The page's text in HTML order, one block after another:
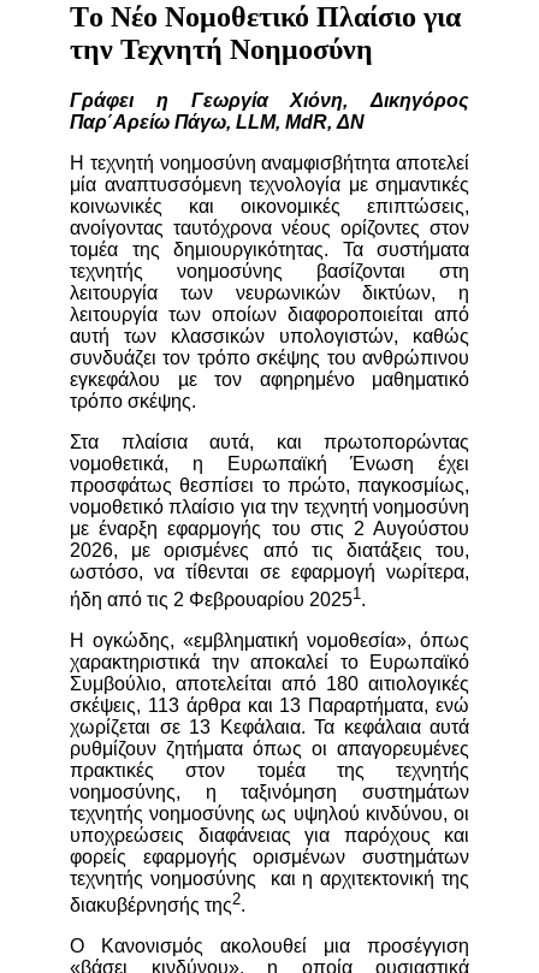
Tο Νέο Νομοθετικό Πλαίσιο για
την Τεχνητή Νοημοσύνη
Γράφει η Γεωργία Χιόνη,Δικηγόρος
Παρ΄Αρείω Πάγω, LLM, MdR,ΔΝ
Η τεχνητή νοημοσύνη αναμφισβήτητα αποτελεί
μία αναπτυσσόμενη τεχνολογία με σημαντικές
κοινωνικές και οικονομικές επιπτώσεις,
ανοίγοντας ταυτόχρονα νέους ορίζοντες στον
τομέα της δημιουργικότητας. Τα συστήματα
τεχνητής νοημοσύνης βασίζονται στη
λειτουργία των νευρωνικών δικτύων, η
λειτουργία των οποίων διαφοροποιείται από
αυτή των κλασσικών υπολογιστών, καθώς
συνδυάζει τον τρόπο σκέψης του ανθρώπινου
εγκεφάλου µε τον αφηρημένο μαθηματικό
τρόπο σκέψης.
Στα πλαίσια αυτά, και πρωτοπορώντας
νομοθετικά, η Ευρωπαϊκή Ένωση έχει
προσφάτως θεσπίσει το πρώτο, παγκοσμίως,
νομοθετικό πλαίσιο για την τεχνητή νοημοσύνη
με έναρξη εφαρμογής του στις 2 Αυγούστου
2026, με ορισμένες από τις διατάξεις του,
ωστόσο, να τίθενται σε εφαρμογή νωρίτερα,
ήδη από τις 2 Φεβρουαρίου 20251 .
Η ογκώδης, «εμβληματική νομοθεσία», όπως
χαρακτηριστικά την αποκαλεί το Ευρωπαϊκό
Συμβούλιο, αποτελείται από 180 αιτιολογικές
σκέψεις, 113 άρθρα και 13 Παραρτήματα, ενώ
χωρίζεται σε 13 Κεφάλαια. Τα κεφάλαια αυτά
ρυθμίζουν ζητήματα όπως οι απαγορευμένες
πρακτικές στον τομέα της τεχνητής
νοημοσύνης, η ταξινόμηση συστημάτων
τεχνητής νοημοσύνης ως υψηλού κινδύνου, οι
υποχρεώσεις διαφάνειας για παρόχους και
φορείς εφαρμογής ορισμένων συστημάτων
τεχνητής νοημοσύνης και η αρχιτεκτονική της
διακυβέρνησής της2.
Ο Κανονισμός ακολουθεί μια
προσέγγιση
«βάσει κινδύνου», η οποία ουσιαστικά